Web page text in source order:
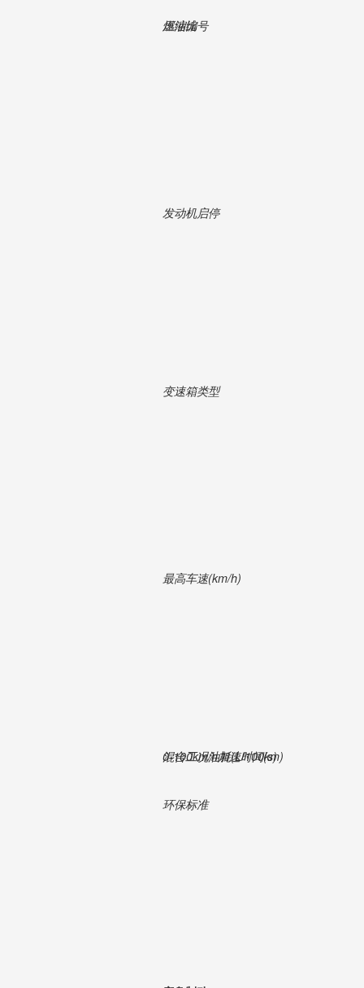
压缩比
燃油编号
发动机启停
变速箱类型
最高车速(km/h)
0-100km/h加速时间(s)
混合工况油耗(L/100km)
环保标准